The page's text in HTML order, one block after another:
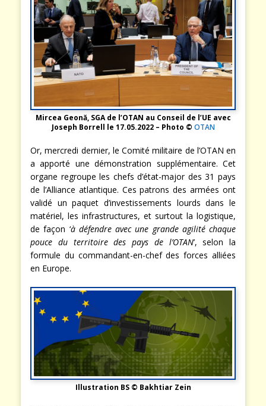
Mircea Geonă, SGA de l’OTAN au Conseil de l’UE avec
Joseph Borrell le 17.05.2022 – Photo © OTAN
Or, mercredi dernier, le Comité militaire de l’OTAN en
a apporté une démonstration supplémentaire. Cet
organe regroupe les chefs d’état-major des 31 pays
de l’Alliance atlantique. Ces patrons des armées ont
validé un paquet d’investissements lourds dans le
matériel, les infrastructures, et surtout la logistique,
de façon ‘à défendre avec une grande agilité chaque
pouce du territoire des pays de l’OTAN’, selon la
formule du commandant-en-chef des forces alliées
en Europe.
Illustration BS © Bakhtiar Zein